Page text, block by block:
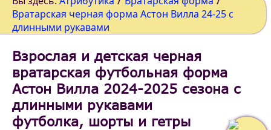
Вратарская черная форма Астон Вилла 24-25 c
длинными рукавами
Взрослая и детская черная
вратарская футбольная форма
Астон Вилла 2024-2025 сезона c
длинными рукавами
футболка, шорты и гетры